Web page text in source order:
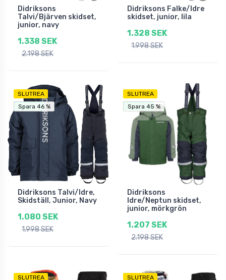
Didriksons
Talvi/Bjärven skidset,
junior, navy
1.338 SEK
2.198 SEK
Didriksons Falke/Idre
skidset, junior, lila
1.328 SEK
1.998 SEK
SLUTREA
Fri frakt
Spara 46 %
Spara 46 %
Didriksons Talvi/Idre,
Skidställ, Junior, Navy
1.080 SEK
1.998 SEK
SLUTREA
Fri frakt
Spara 45 %
Spara 45 %
Didriksons
Idre/Neptun skidset,
junior, mörkgrön
1.207 SEK
2.198 SEK
SLUTREA
SLUTREA